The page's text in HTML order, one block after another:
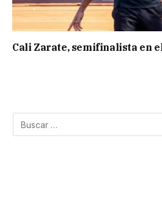
Cali Zarate, semifinalista en